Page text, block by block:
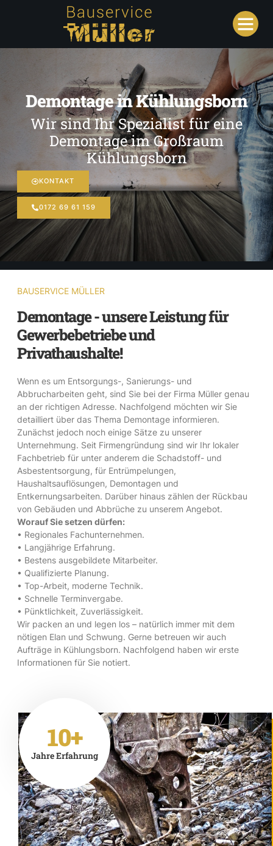
Demontage in Kühlungsborn
Wir sind Ihr Spezialist für eine
Demontage im Großraum
Kühlungsborn
KONTAKT
0172 69 61 159
BAUSERVICE MÜLLER
Demontage - unsere Leistung für
Gewerbebetriebe und
Privathaushalte!
Wenn es um Entsorgungs-, Sanierungs- und
Abbrucharbeiten geht, sind Sie bei der Firma Müller genau
an der richtigen Adresse. Nachfolgend möchten wir Sie
detailliert über das Thema Demontage informieren.
Zunächst jedoch noch einige Sätze zu unserer
Unternehmung. Seit Firmengründung sind wir Ihr lokaler
Fachbetrieb für unter anderem die Schadstoff- und
Asbestentsorgung, für Entrümpelungen,
Haushaltsauflösungen, Demontagen und
Entkernungsarbeiten. Darüber hinaus zählen der Rückbau
von Gebäuden und Abbrüche zu unserem Angebot.
Worauf Sie setzen dürfen:
• Regionales Fachunternehmen.
• Langjährige Erfahrung.
• Bestens ausgebildete Mitarbeiter.
• Qualifizierte Planung.
• Top-Arbeit, moderne Technik.
• Schnelle Terminvergabe.
• Pünktlichkeit, Zuverlässigkeit.
Wir packen an und legen los – natürlich immer mit dem
nötigen Elan und Schwung. Gerne betreuen wir auch
Aufträge in Kühlungsborn. Nachfolgend haben wir erste
Informationen für Sie notiert.
10+
Jahre Erfahrung